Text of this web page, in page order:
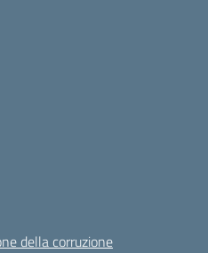
della corruzione